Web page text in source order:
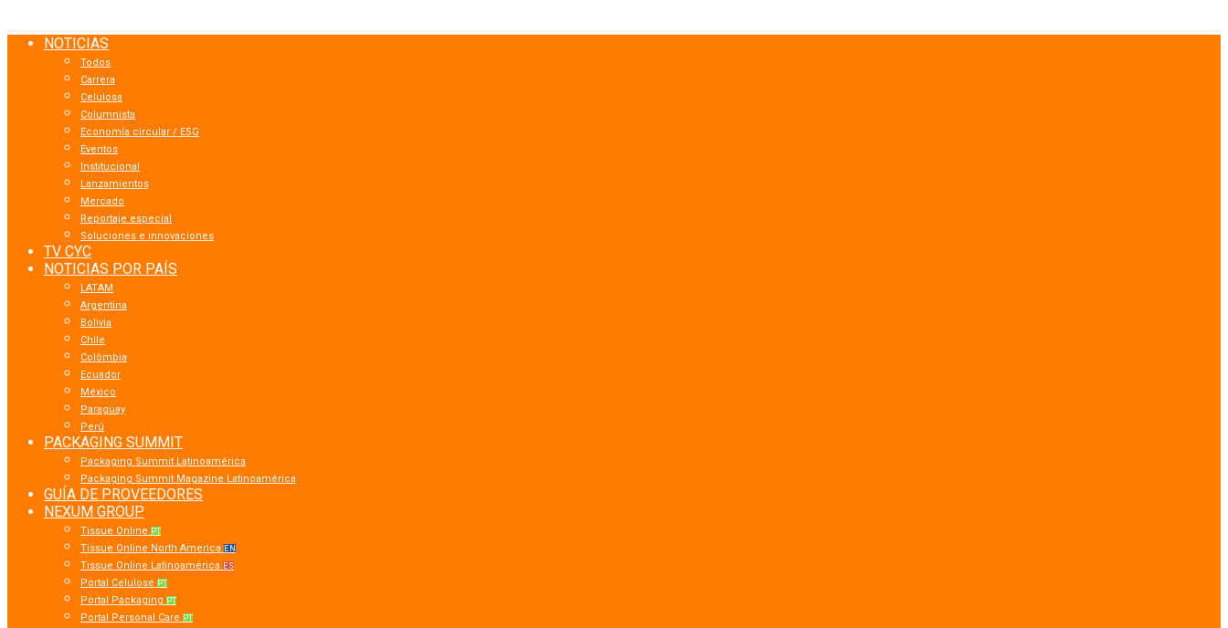
NOTICIAS
Todos
Carrera
Celulosa
Columnista
Economía circular / ESG
Eventos
Institucional
Lanzamientos
Mercado
Reportaje especial
Soluciones e innovaciones
TV CYC
NOTICIAS POR PAÍS
LATAM
Argentina
Bolivia
Chile
Colômbia
Ecuador
México
Paraguay
Perú
PACKAGING SUMMIT
Packaging Summit Latinoamérica
Packaging Summit Magazine Latinoamérica
GUÍA DE PROVEEDORES
NEXUM GROUP
Tissue Online PT
Tissue Online North America EN
Tissue Online Latinoamérica ES
Portal Celulose PT
Portal Packaging PT
Portal Personal Care PT